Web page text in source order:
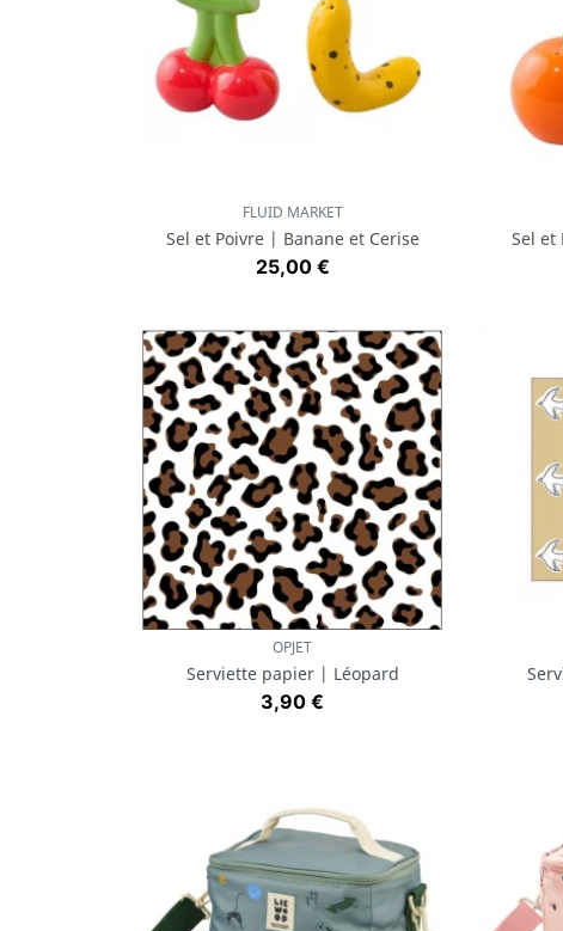
Aperçu rapide
FLUID MARKET
Sel et Poivre | Banane et Cerise
Prix
25,00 €
Sel et
Aperçu rapide
OPJET
Serviette papier | Léopard
Prix
3,90 €